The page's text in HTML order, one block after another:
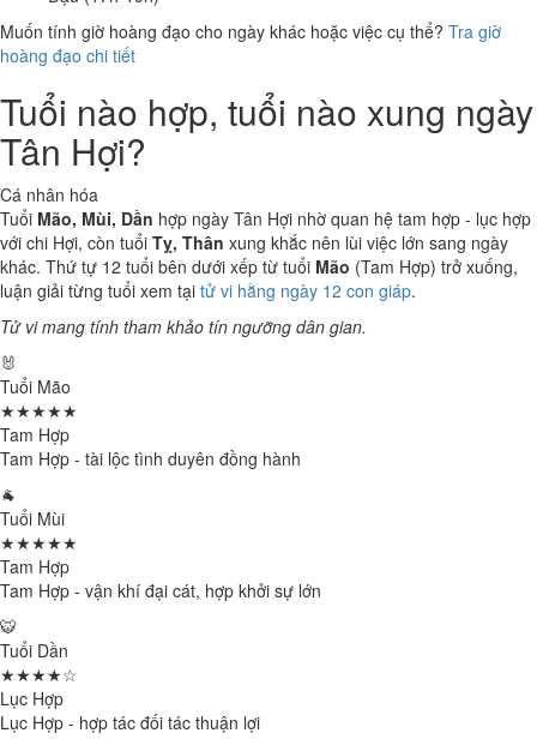
Muốn tính giờ hoàng đạo cho ngày khác hoặc việc cụ thể? Tra giờ
hoàng đạo chi tiết
Tuổi nào hợp, tuổi nào xung ngày
Tân Hợi?
Cá nhân hóa
Tuổi Mão, Mùi, Dần hợp ngày Tân Hợi nhờ quan hệ tam hợp - lục hợp
với chi Hợi, còn tuổi Tỵ, Thân xung khắc nên lùi việc lớn sang ngày
khác. Thứ tự 12 tuổi bên dưới xếp từ tuổi Mão (Tam Hợp) trở xuống,
luận giải từng tuổi xem tại tử vi hằng ngày 12 con giáp.
Tử vi mang tính tham khảo tín ngưỡng dân gian.
🐰
Tuổi Mão
★★★★★
Tam Hợp
Tam Hợp - tài lộc tình duyên đồng hành
🐐
Tuổi Mùi
★★★★★
Tam Hợp
Tam Hợp - vận khí đại cát, hợp khởi sự lớn
🐯
Tuổi Dần
★★★★☆
Lục Hợp
Lục Hợp - hợp tác đối tác thuận lợi